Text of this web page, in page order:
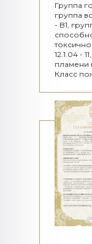
Группа
группа
- B1,
12.1.04 -
пламени
Класс